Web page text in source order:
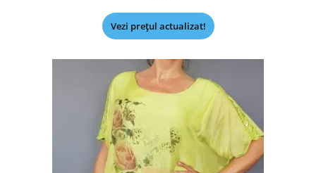
Vezi prețul actualizat!